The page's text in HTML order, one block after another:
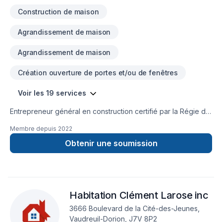
Construction de maison
Agrandissement de maison
Agrandissement de maison
Création ouverture de portes et/ou de fenêtres
Voir les 19 services
Entrepreneur général en construction certifié par la Régie du
provinciale des constructeurs d'habitations du Québec
(APCHQ); notre service est d'offrir avec un seul intervenant
la planification et la réalisation de vos projets personnalisés.
Membre depuis 2022
Obtenir une soumission
Habitation Clément Larose inc
3666 Boulevard de la Cité-des-Jeunes,
Vaudreuil-Dorion, J7V 8P2